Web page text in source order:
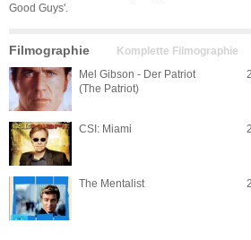
Good Guys'.
Filmographie Komplette Filmographie
Mel Gibson - Der Patriot
(The Patriot)
CSI: Miami
The Mentalist